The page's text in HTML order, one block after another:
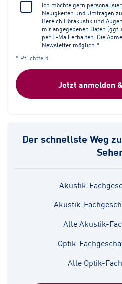
Ich möchte gern
Neuigkeiten und Umfragen
Bereich Hörakustik und
mir angegebenen Daten
per E-Mail erhalten. Die
Newsletter möglich.*
* Pflichtfeld
Jetzt anmelden
Der schnellste Weg
Akustik-
Akustik-
Alle Akustik-
Optik-
Alle Optik-